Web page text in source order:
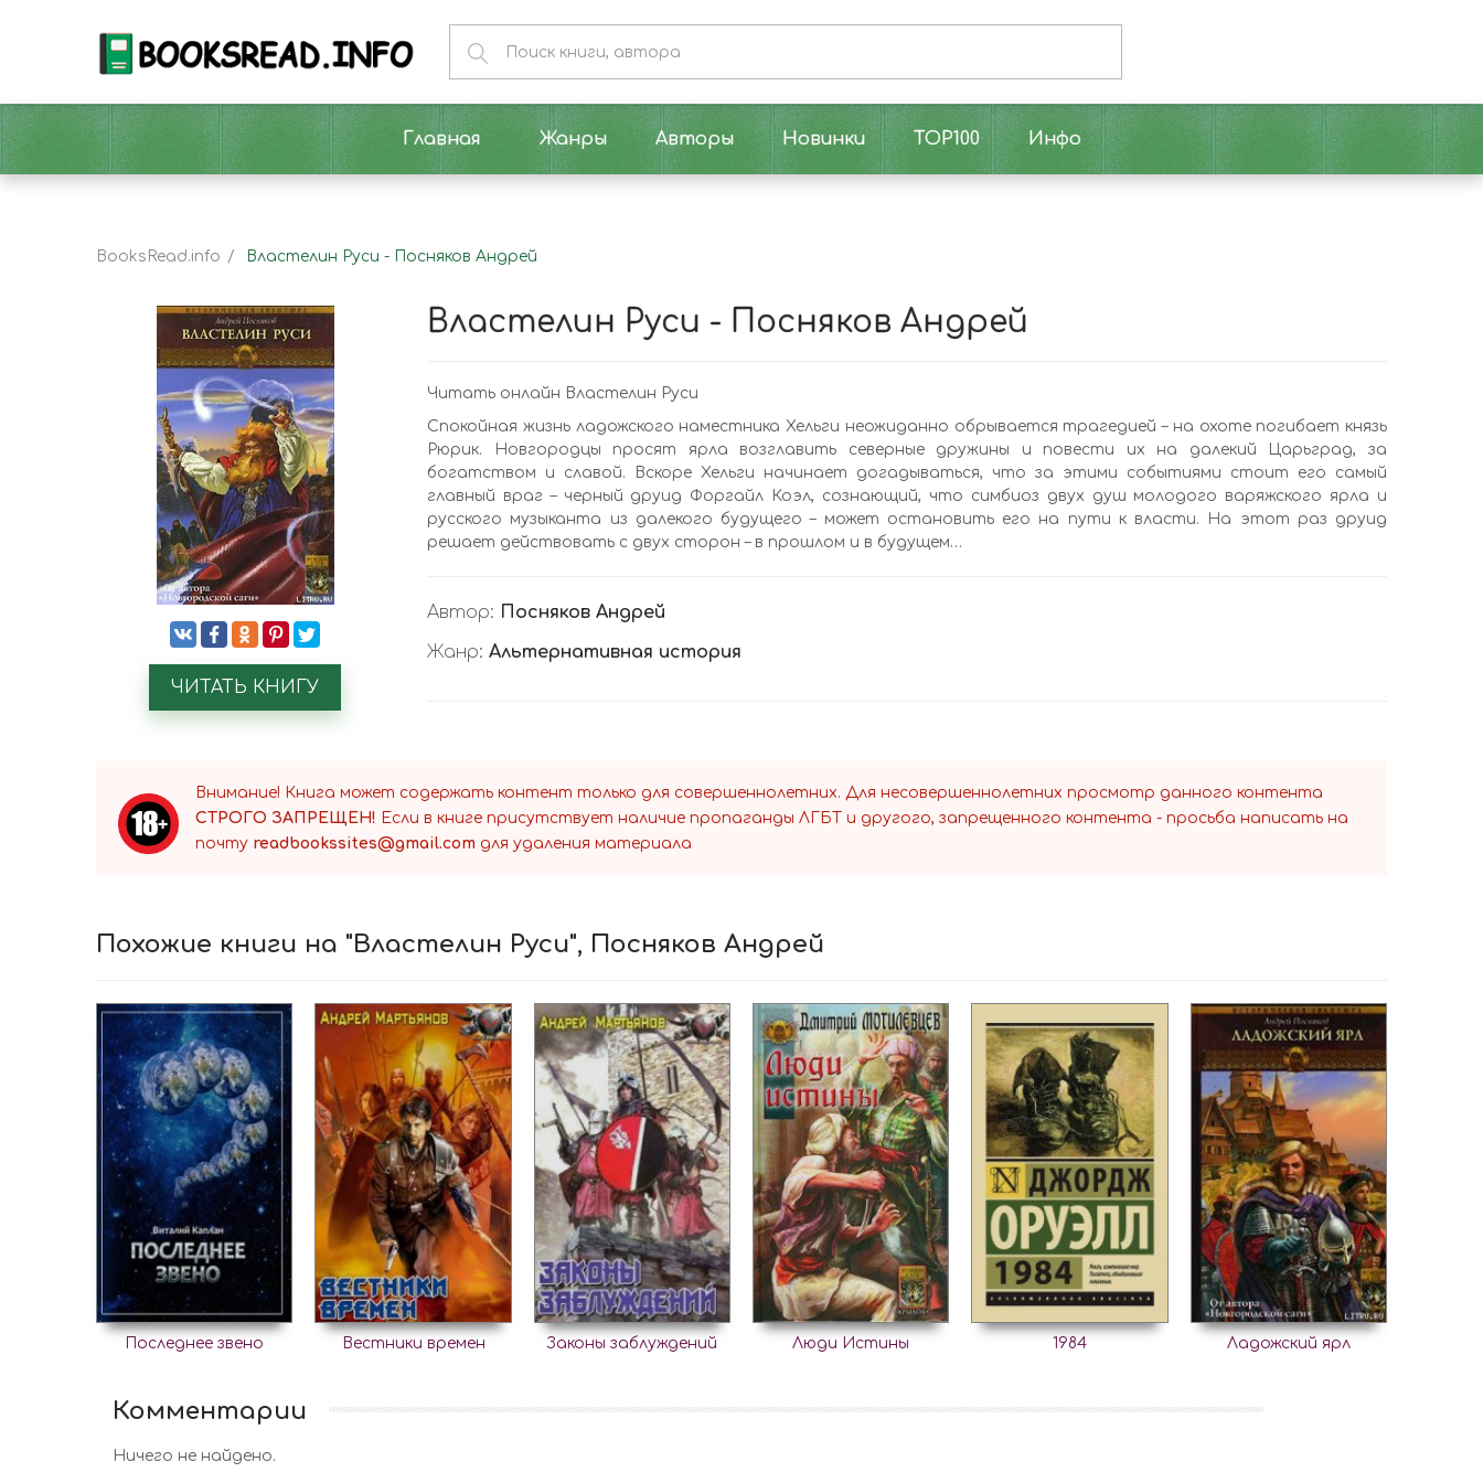
Главная Жанры Авторы Новинки TOP100 Инфо
BooksRead.info Властелин Руси - Посняков Андрей
ЧИТАТЬ КНИГУ
Властелин Руси - Посняков Андрей
Читать онлайн Властелин Руси
Спокойная жизнь ладожского наместника Хельги неожиданно обрывается трагедией – на охоте погибает князь
Рюрик. Новгородцы просят ярла возглавить северные дружины и повести их на далекий Царьград, за
богатством и славой. Вскоре Хельги начинает догадываться, что за этими событиями стоит его самый
главный враг – черный друид Форгайл Коэл, сознающий, что симбиоз двух душ молодого варяжского ярла и
русского музыканта из далекого будущего – может остановить его на пути к власти. На этот раз друид
решает действовать с двух сторон – в прошлом и в будущем…
Автор: Посняков Андрей
Жанр: Альтернативная история
Внимание! Книга может содержать контент только для совершеннолетних. Для несовершеннолетних просмотр данного контента
СТРОГО ЗАПРЕЩЕН! Если в книге присутствует наличие пропаганды ЛГБТ и другого, запрещенного контента - просьба написать на
почту readbookssites@gmail.com для удаления материала
Похожие книги на "Властелин Руси", Посняков Андрей
Последнее звено Вестники времен Законы заблуждений Люди Истины 1984 Ладожский ярл
Комментарии
Ничего не найдено.